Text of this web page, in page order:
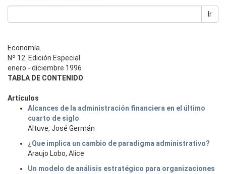
Ir
Economía.
Nº 12. Edición Especial
enero - diciembre 1996
TABLA DE CONTENIDO
Artículos
Alcances de la administración financiera en el último
cuarto de siglo
Altuve, José Germán
¿Que implica un cambio de paradigma administrativo?
Araujo Lobo, Alice
Un modelo de análisis estratégico para organizaciones